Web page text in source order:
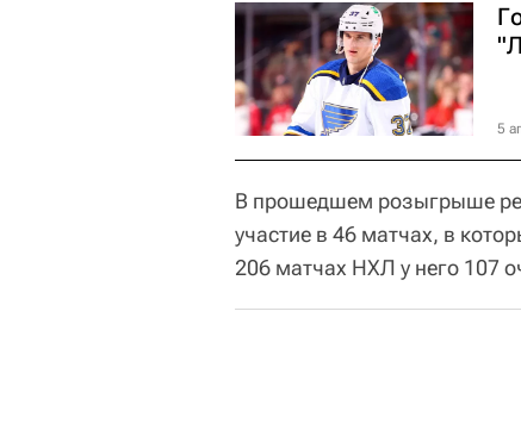
5
В прошедшем розыгрыше
участие в 46 матчах, в
206 матчах НХЛ у него 107